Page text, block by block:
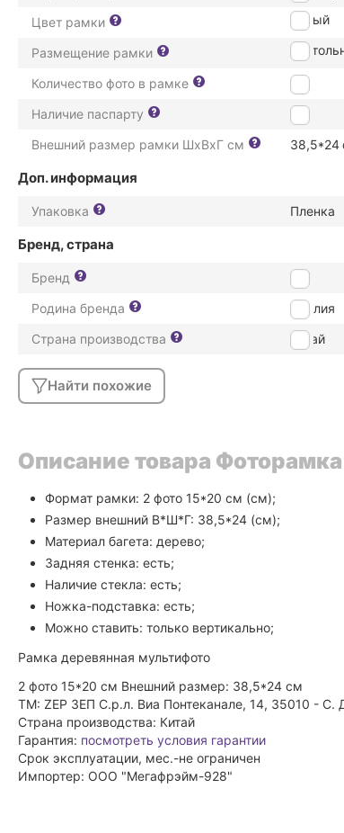
Цвет рамки
Белый
Размещение рамки
Количество фото в рамке
2
Наличие паспарту
Нет
Внешний размер рамки ШxВxГ см
38,5*24
Доп. информация
Упаковка Пленка
Бренд, страна
Бренд
ZEP
Родина бренда
Италия
Страна производства
Китай
Найти похожие
Описание товара
Формат рамки: 2 фото 15*20 см (см);
Размер внешний В*Ш*Г: 38,5*24 (см);
Материал багета: дерево;
Задняя стенка: есть;
Наличие стекла: есть;
Ножка-подставка: есть;
Можно ставить: только вертикально;
Рамка деревянная мультифото
2 фото 15*20 см Внешний размер: 38,5*24 см
ТМ: ZEP ЗЕП С.р.л. Виа Понтеканале, 14, 35010 -
Страна производства: Китай
Гарантия: посмотреть условия гарантии
Срок эксплуатации, мес.-не ограничен
Импортер: ООО "Мегафрэйм-928"